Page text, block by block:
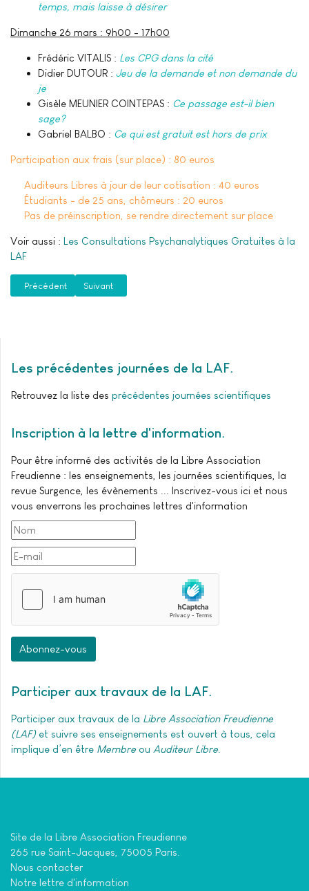
temps, mais laisse à désirer
Dimanche 26 mars : 9h00 - 17h00
Frédéric VITALIS : Les CPG dans la cité
Didier DUTOUR : Jeu de la demande et non demande du
je
Gisèle MEUNIER COINTEPAS : Ce passage est-il bien
sage?
Gabriel BALBO : Ce qui est gratuit est hors de prix
Participation aux frais (sur place) : 80 euros
Auditeurs Libres à jour de leur cotisation : 40 euros
Étudiants - de 25 ans, chômeurs : 20 euros
Pas de préinscription, se rendre directement sur place
Voir aussi : Les Consultations Psychanalytiques Gratuites à la
LAF
Article précédent : Maggio 2017, Cuneo : "Il neo-femminile nel regno
Précédent Article suivant : Juin 2016, Limoges : Que serait une
Suivant
Les précédentes journées de la LAF
Retrouvez la liste des précédentes journées scientifiques
Inscription à la lettre d'information
Pour être informé des activités de la Libre Association
Freudienne : les enseignements, les journées scientifiques, la
revue Surgence, les évènements ... Inscrivez-vous ici et nous
vous enverrons les prochaines lettres d'information
Abonnez-vous
Participer aux travaux de la LAF
Participer aux travaux de la Libre Association Freudienne
(LAF)et suivre ses enseignements est ouvert à tous, cela
implique d’en être Membre ou Auditeur Libre
Site de la Libre Association Freudienne
265 rue Saint-Jacques, 75005 Paris.
Nous contacter
Notre lettre d'information